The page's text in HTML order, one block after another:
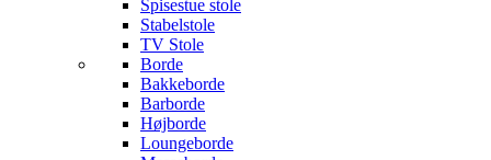
Spisestue stole
Stabelstole
TV Stole
Borde
Bakkeborde
Barborde
Højborde
Loungeborde